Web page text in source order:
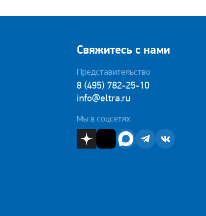
Свяжитесь с нами
Представительство
8 (495) 782-25-10
info@eltra.ru
Мы в соцсетях